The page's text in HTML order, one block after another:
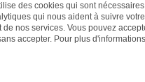
de presse Fnac Live Paris
des cookies qui sont
qui nous aident à suivre
de nos services. Vous pouvez
accepter. Pour plus